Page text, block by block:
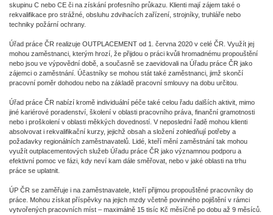
skupinu C nebo CE či na získání profesního průkazu. Klienti mají zájem také o
rekvalifikace pro strážné, obsluhu zdvihacích zařízení, strojníky, truhláře nebo
techniky požární ochrany.
Úřad práce ČR realizuje OUTPLACEMENT od 1. června 2020 v celé ČR. Využít jej
mohou zaměstnanci, kterým hrozí, že přijdou o práci kvůli hromadnému propouštění
nebo jsou ve výpovědní době, a současně se zaevidovali na Úřadu práce ČR jako
zájemci o zaměstnání. Účastníky se mohou stát také zaměstnanci, jimž skončí
pracovní poměr dohodou nebo na základě pracovní smlouvy na dobu určitou.
Úřad práce ČR nabízí kromě individuální péče také celou řadu dalších aktivit, mimo
jiné kariérové poradenství, školení v oblasti pracovního práva, finanční gramotnosti
nebo i proškolení v oblasti měkkých dovedností. V neposlední řadě mohou klienti
absolvovat i rekvalifikační kurzy, jejichž obsah a složení zohledňují potřeby a
požadavky regionálních zaměstnavatelů. Lidé, kteří mění zaměstnání tak mohou
využít outplacementových služeb Úřadu práce ČR jako významnou podporu a
efektivní pomoc ve fázi, kdy neví kam dále směřovat, nebo v jaké oblasti na trhu
práce se uplatnit.
ÚP ČR se zaměřuje i na zaměstnavatele, kteří přijmou propouštěné pracovníky do
práce. Mohou získat příspěvky na jejich mzdy včetně povinného pojištění v rámci
vytvořených pracovních míst – maximálně 15 tisíc Kč měsíčně po dobu až 9 měsíců.